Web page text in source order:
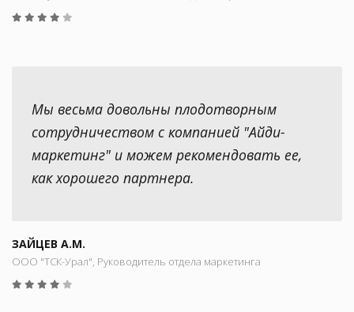
Мы весьма довольны плодотворным
сотрудничеством с компанией "Айди-
маркетинг" и можем рекомендовать ее,
как хорошего партнера.
ЗАЙЦЕВ А.М.
ООО "ТСК-Урал", Руководитель отдела маркетинга